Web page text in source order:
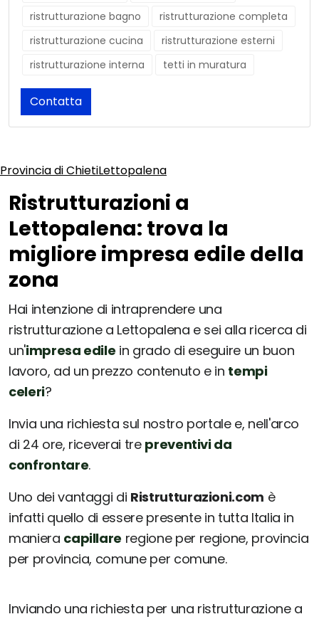
ristrutturazione bagno
ristrutturazione completa
ristrutturazione cucina
ristrutturazione esterni
ristrutturazione interna
tetti in muratura
Contatta
Provincia di ChietiLettopalena
Ristrutturazioni a
Lettopalena: trova la
migliore impresa edile della
zona
Hai intenzione di intraprendere una
ristrutturazione a Lettopalena e sei alla ricerca di
un'impresa edile in grado di eseguire un buon
lavoro, ad un prezzo contenuto e in tempi
celeri?
Invia una richiesta sul nostro portale e, nell'arco
di 24 ore, riceverai tre preventivi da
confrontare.
Uno dei vantaggi di Ristrutturazioni.com è
infatti quello di essere presente in tutta Italia in
maniera capillare regione per regione, provincia
per provincia, comune per comune.
Inviando una richiesta per una ristrutturazione a